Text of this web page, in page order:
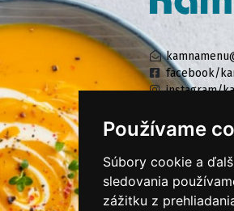
Používame
Súbory cookie a
sledovania
zážitku z
facebook/
instagram/
PRIHLÁSIŤ SA